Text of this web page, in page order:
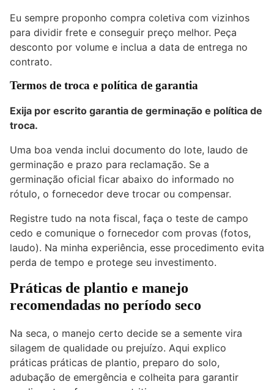
Eu sempre proponho compra coletiva com vizinhos
para dividir frete e conseguir preço melhor. Peça
desconto por volume e inclua a data de entrega no
contrato.
Termos de troca e política de garantia
Exija por escrito garantia de germinação e política de
troca.
Uma boa venda inclui documento do lote, laudo de
germinação e prazo para reclamação. Se a
germinação oficial ficar abaixo do informado no
rótulo, o fornecedor deve trocar ou compensar.
Registre tudo na nota fiscal, faça o teste de campo
cedo e comunique o fornecedor com provas (fotos,
laudo). Na minha experiência, esse procedimento evita
perda de tempo e protege seu investimento.
Práticas de plantio e manejo
recomendadas no período seco
Na seca, o manejo certo decide se a semente vira
silagem de qualidade ou prejuízo. Aqui explico
práticas práticas de plantio, preparo do solo,
adubação de emergência e colheita para garantir